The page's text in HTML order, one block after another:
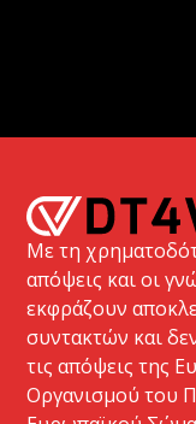
Με τη
απόψεις και οι
εκφράζουν
συντακτών και
τις απόψεις της
Οργανισμού του